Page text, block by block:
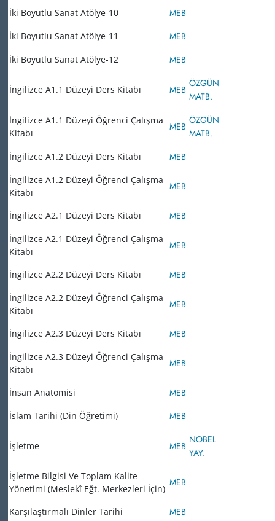
İki Boyutlu Sanat Atölye-10 MEB
İki Boyutlu Sanat Atölye-11 MEB
İki Boyutlu Sanat Atölye-12 MEB
İngilizce A1.1 Düzeyi Ders Kitabı MEB
ÖZGÜN
MATB.
İngilizce A1.1 Düzeyi Öğrenci Çalışma
Kitabı
MEB
ÖZGÜN
MATB.
İngilizce A1.2 Düzeyi Ders Kitabı MEB
İngilizce A1.2 Düzeyi Öğrenci Çalışma
Kitabı
MEB
İngilizce A2.1 Düzeyi Ders Kitabı MEB
İngilizce A2.1 Düzeyi Öğrenci Çalışma
Kitabı
MEB
İngilizce A2.2 Düzeyi Ders Kitabı MEB
İngilizce A2.2 Düzeyi Öğrenci Çalışma
Kitabı
MEB
İngilizce A2.3 Düzeyi Ders Kitabı MEB
İngilizce A2.3 Düzeyi Öğrenci Çalışma
Kitabı
MEB
İnsan Anatomisi MEB
İslam Tarihi (Din Öğretimi) MEB
İşletme MEB
NOBEL
YAY.
İşletme Bilgisi Ve Toplam Kalite
Yönetimi (Meslekî Eğt. Merkezleri İçin)
MEB
Karşılaştırmalı Dinler Tarihi MEB